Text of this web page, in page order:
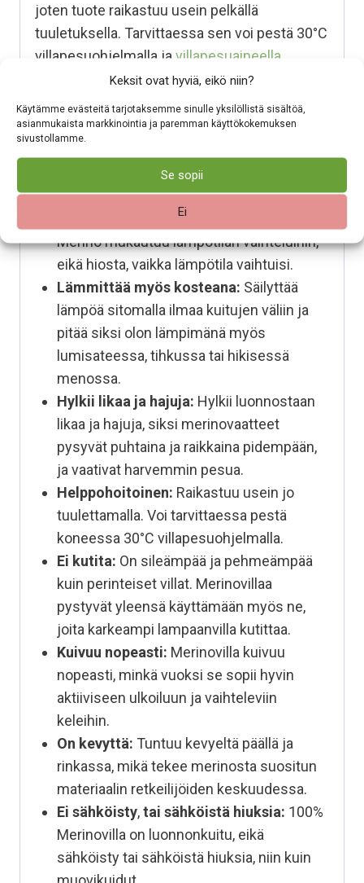
Keksit ovat hyviä, eikö niin?
Käytämme evästeitä tarjotaksemme sinulle yksilöllistä sisältöä,
asianmukaista markkinointia ja paremman käyttökokemuksen
sivustollamme.
Se sopii
Ei
joten tuote raikastuu usein pelkällä
tuuletuksella. Tarvittaessa sen voi pestä 30°C
villapesuohjelmalla ja villapesuaineella.
Vaikeat tahrat voi esikäsitellämarseille‑ tai
sappisaippualla . Muotoile tuote kosteana ja
kuivaa tasolla, jotta se säilyttää muotonsa.
Pehmeää 100% merinovillaa
Hengittää, eikä hiosta:Antaa ihon
hengittää tuntuu siksi mukavalta päällä.
Merino mukautuu lämpötilan vaihteluihin,
eikä hiosta, vaikka lämpötila vaihtuisi.
Lämmittää myös kosteana: Säilyttää
lämpöä sitomalla ilmaa kuitujen väliin ja
pitää siksi olon lämpimänä myös
lumisateessa, tihkussa tai hikisessä
menossa.
Hylkii likaa ja hajuja: Hylkii luonnostaan
likaa ja hajuja, siksi merinovaatteet
pysyvät puhtaina ja raikkaina pidempään,
ja vaativat harvemmin pesua.
Helppohoitoinen: Raikastuu usein jo
tuulettamalla. Voi tarvittaessa pestä
koneessa 30°C villapesuohjelmalla.
Ei kutita: On sileämpää ja pehmeämpää
kuin perinteiset villat. Merinovillaa
pystyvät yleensä käyttämään myös ne,
joita karkeampi lampaanvilla kutittaa.
Kuivuu nopeasti: Merinovilla kuivuu
nopeasti, minkä vuoksi se sopii hyvin
aktiiviseen ulkoiluun ja vaihteleviin
keleihin.
On kevyttä: Tuntuu kevyeltä päällä ja
rinkassa, mikä tekee merinosta suositun
materiaalin retkeilijöiden keskuudessa.
Ei sähköisty,tai sähköistä hiuksia: 100%
Merinovilla on luonnonkuitu, eikä
sähköisty tai sähköistä hiuksia, niin kuin